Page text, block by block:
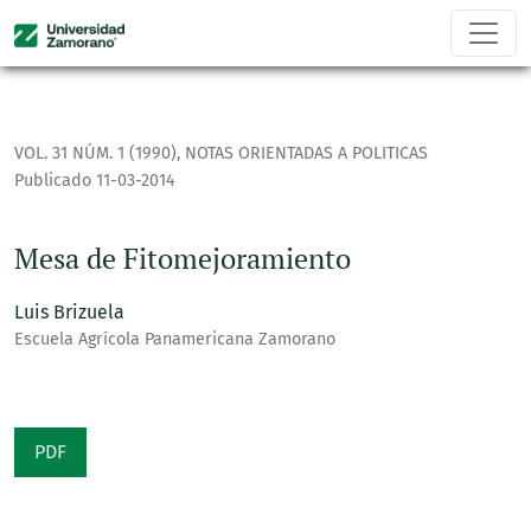
VOL. 31 NÚM. 1 (1990), NOTAS ORIENTADAS A POLITICAS
Mesa de Fitomejoramiento
Publicado 11-03-2014
Luis Brizuela
Escuela Agrícola Panamericana Zamorano
PDF